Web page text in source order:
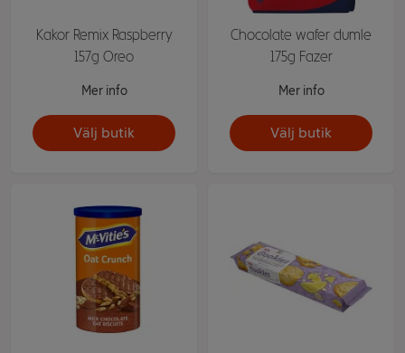
Kakor Remix Raspberry
157g Oreo
Mer info
Välj butik
Chocolate wafer dumle
175g Fazer
Mer info
Välj butik